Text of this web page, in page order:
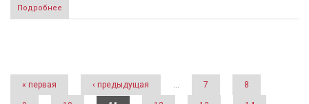
Подробнее
Страницы
« первая ‹ предыдущая … 7 8